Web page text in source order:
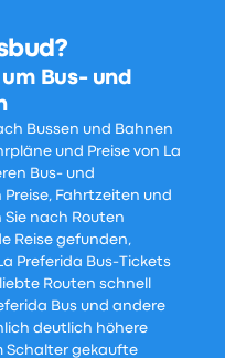
Bus- und
Bussen und Bahnen
und Preise von La
Bus- und
Fahrtzeiten und
nach Routen
Reise gefunden,
Preferida Bus-Tickets
Routen schnell
Bus und andere
deutlich höhere
Schalter gekaufte